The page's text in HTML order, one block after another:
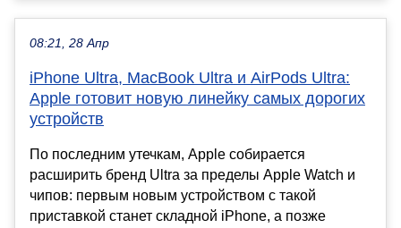
08:21, 28 Апр
iPhone Ultra, MacBook Ultra и AirPods Ultra:
Apple готовит новую линейку самых дорогих
устройств
По последним утечкам, Apple собирается
расширить бренд Ultra за пределы Apple Watch и
чипов: первым новым устройством с такой
приставкой станет складной iPhone, а позже